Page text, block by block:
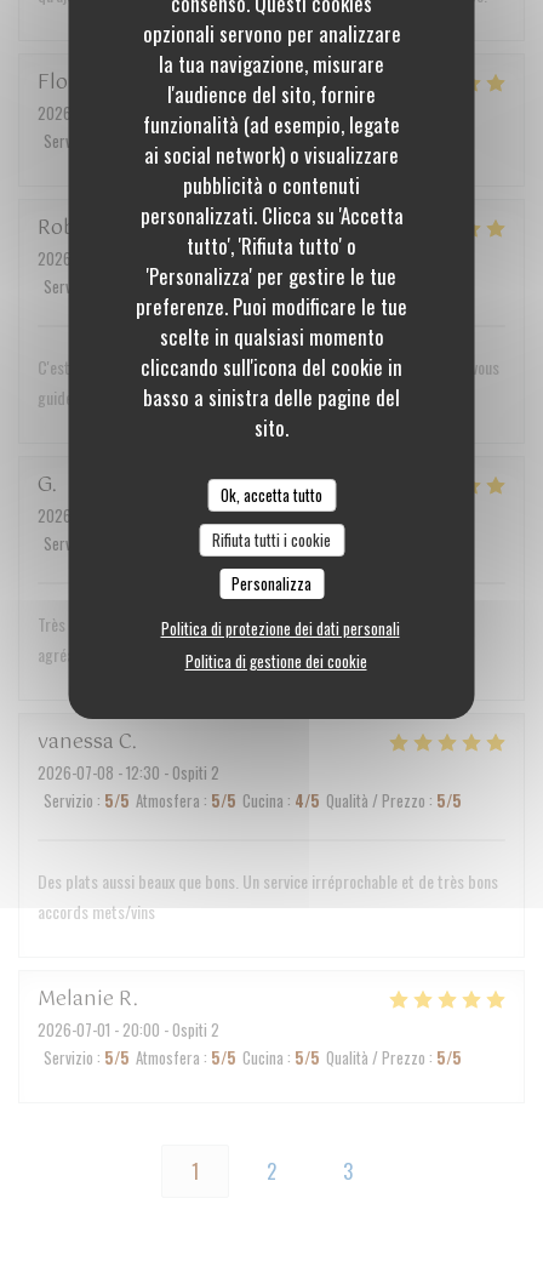
opzionali servono per analizzare
la tua navigazione, misurare
l'audience del sito, fornire
funzionalità (ad esempio, legate
ai social network) o visualizzare
pubblicità o contenuti
personalizzati. Clicca su 'Accetta
tutto', 'Rifiuta tutto' o
'Personalizza' per gestire le tue
preferenze. Puoi modificare le tue
scelte in qualsiasi momento
cliccando sull'icona del cookie in
basso a sinistra delle pagine del
sito.
Ok, accetta tutto
Rifiuta tutti i cookie
Personalizza
Politica di protezione dei dati personali
Politica di gestione dei cookie
Florent
2026-07-17
- 19:45 - Ospiti 2
Servizio
Atmosfera: 5/5 Cucina:5/5 Qualità / Prezzo
Robert
2026-07-18
- 12:30 - Ospiti 2
Servizio
Atmosfera:5/5 Cucina :5/5 Qualità / Prezzo
C'est un voyage des sens que nous recommandons vivement. Laissez vous
guider dans cette merveilleuse aventure! Merci. A bientôt
G
2026-07-07
- 19:30 - Ospiti 2
Servizio
5/5 Cucina : 5/5 Qualità / Prezzo
Très belle expérience culinaire. Le service est très discret et très
agréable.
vanessa C
2026-07-08 - 12:30 - Ospiti 2
Servizio : 5/5 Atmosfera : 5/5 Cucina : 4/5 Qualità / Prezzo : 5/5
Des plats aussi beaux que bons. Un service irréprochable et de très bons
accords mets/vins
Melanie R
2026-07-01 - 20:00 - Ospiti 2
Servizio : 5/5 Atmosfera : 5/5 Cucina : 5/5 Qualità / Prezzo : 5/5
1 2 3